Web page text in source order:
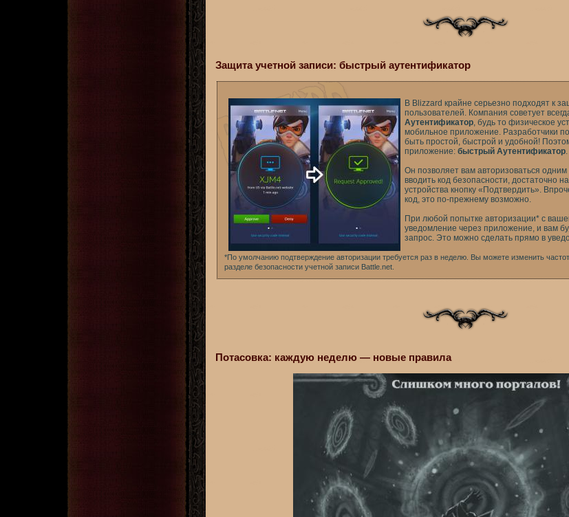
Защита учетной записи: быстрый аутентификатор
В Blizzard крайне серьезно подходят к
пользователей. Компания советует
Аутентификатор, будь то физическое
мобильное приложение. Разработчики
быть простой, быстрой и удобной!
приложение: быстрый Аутентификатор.
Он позволяет вам авторизоваться
вводить код безопасности, достаточно
устройства кнопку «Подтвердить».
код, это по-прежнему возможно.
При любой попытке авторизации* с
уведомление через приложение, и вам
запрос. Это можно сделать прямо в
*По умолчанию подтверждение авторизации требуется раз в неделю. Вы можете изменить
разделе безопасности учетной записи Battle.net.
Потасовка: каждую неделю — новые правила